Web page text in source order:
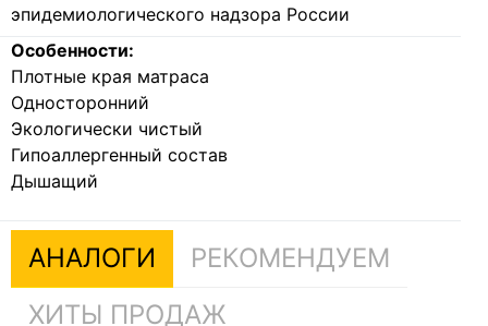
эпидемиологического надзора России
Особенности:
Плотные края матраса
Односторонний
Экологически чистый
Гипоаллергенный состав
Дышащий
АНАЛОГИ
РЕКОМЕНДУЕМ
ХИТЫ ПРОДАЖ